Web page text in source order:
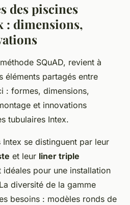
des piscines
: dimensions,
SQuAD, revient à
éléments partagés entre
: formes, dimensions,
et innovations
tubulaires Intex.
se distinguent par leur
et leur liner triple
idéales pour une installation
diversité de la gamme
besoins : modèles ronds de